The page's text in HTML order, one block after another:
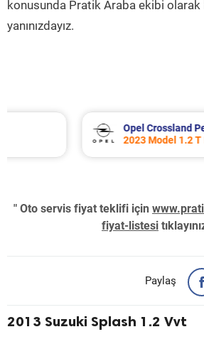
konusunda Pratik Araba ekibi olarak
yanınızdayız.
Opel Crossland Periyodik
2023 Model 1.2 T Motor
" Oto servis fiyat teklifi için
fiyat-listesi
Paylaş
2013 Suzuki Splash 1.2 Vvt